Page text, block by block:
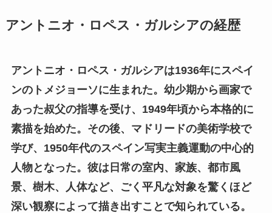
アントニオ・ロペス・ガルシアの経歴
アントニオ・ロペス・ガルシアは1936年にスペイ
ンのトメジョーソに生まれた。幼少期から画家で
あった叔父の指導を受け、1949年頃から本格的に
素描を始めた。その後、マドリードの美術学校で
学び、1950年代のスペイン写実主義運動の中心的
人物となった。彼は日常の室内、家族、都市風
景、樹木、人体など、ごく平凡な対象を驚くほど
深い観察によって描き出すことで知られている。